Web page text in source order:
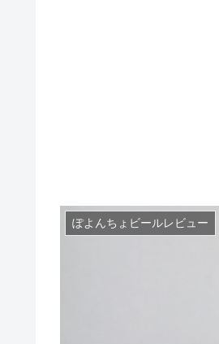
ぽよんちょビールレビュー